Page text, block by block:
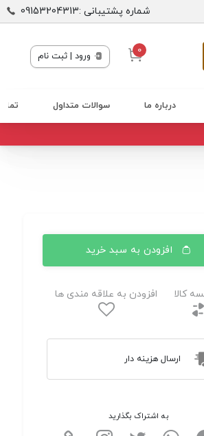
شماره پشتیبانی :09153204313
0 ورود | ثبت نام
درباره ما سوالات متداول
افزودن به سبد خرید
کالا افزودن به علاقه مندی ها
ارسال هزینه دار
به اشتراک بگذارید